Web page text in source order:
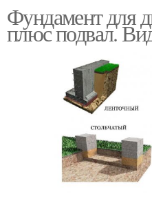
Фундамент для
плюс подвал.